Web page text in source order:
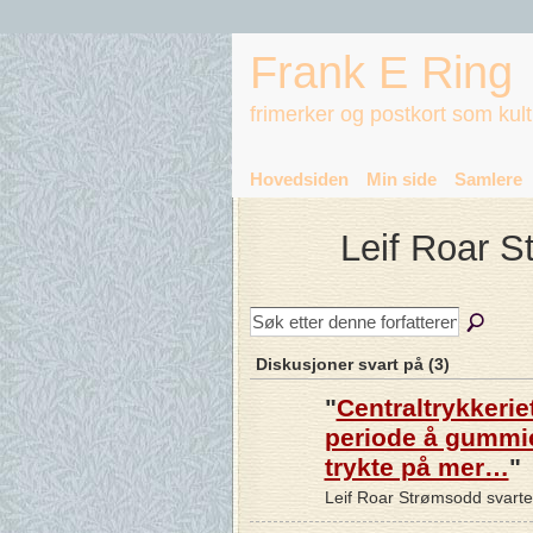
Frank E Ring
frimerker og postkort som
Hovedsiden Min side Samlere
Leif Roar
Diskusjoner svart på (3)
"
periode å
trykte på mer…"
Leif Roar Strømsodd